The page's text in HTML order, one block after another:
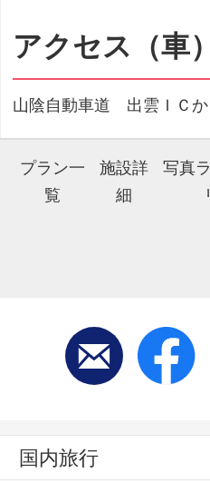
アクセス（車）
山陰自動車道 出雲ＩＣか
プラン一
覧
施設詳
細
写真
国内旅行